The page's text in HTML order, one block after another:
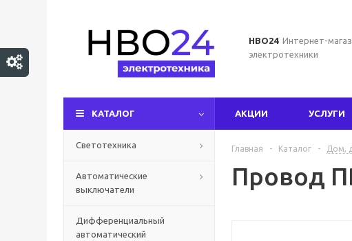
НВО24 Интернет-
электротехники
КАТАЛОГ АКЦИИ УСЛУГИ
Светотехника
Автоматические
выключатели
Дифференциальный
автоматический
Главная - Каталог - Дом,
Провод